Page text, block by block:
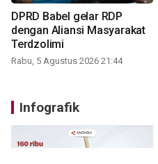
DPRD Babel gelar RDP
dengan Aliansi Masyarakat
Terdzolimi
Rabu, 5 Agustus 2026 21:44
Infografik